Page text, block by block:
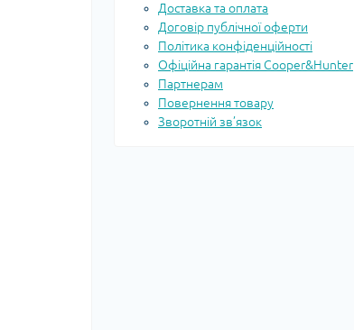
Доставка та оплата
Договір публічної оферти
Політика конфіденційності
Офіційна гарантія Cooper&Hunter
Партнерам
Повернення товару
Зворотній зв’язок